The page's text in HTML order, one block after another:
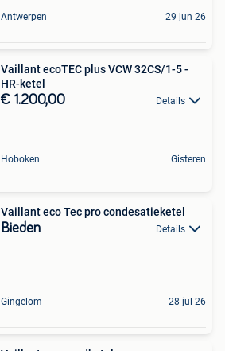
Antwerpen 29 jun 26
Vaillant ecoTEC plus VCW 32CS/1-5 -
HR-ketel
€ 1.200,00 Details
Hoboken Gisteren
Vaillant eco Tec pro condesatieketel
Bieden Details
Gingelom 28 jul 26